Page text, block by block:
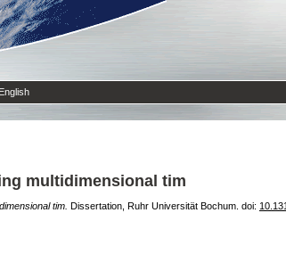
English
multidimensional tim
tim. Dissertation, Ruhr Universität Bochum. doi: